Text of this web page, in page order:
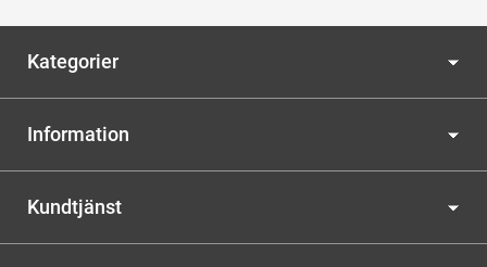
Kategorier
Information
Kundtjänst